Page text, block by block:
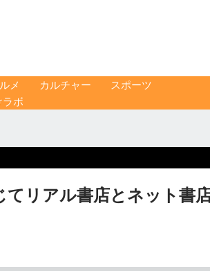
メ カルチャー
スポーツ
ラボ
リアル書店とネット書